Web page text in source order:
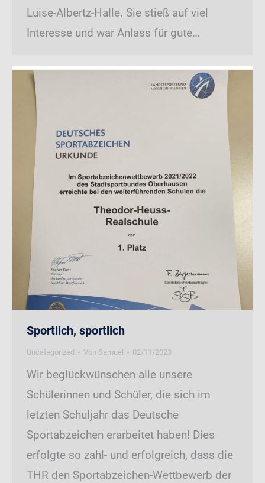
Luise-Albertz-Halle. Sie stieß auf viel
Interesse und war Anlass für gute…
Sportlich, sportlich
Uncategorized Von Samuel 02/11/2023
Wir beglückwünschen alle unsere
Schülerinnen und Schüler, die sich im
letzten Schuljahr das Deutsche
Sportabzeichen erarbeitet haben! Dies
erfolgte so zahl- und erfolgreich, dass die
THR den Sportabzeichen-Wettbewerb der